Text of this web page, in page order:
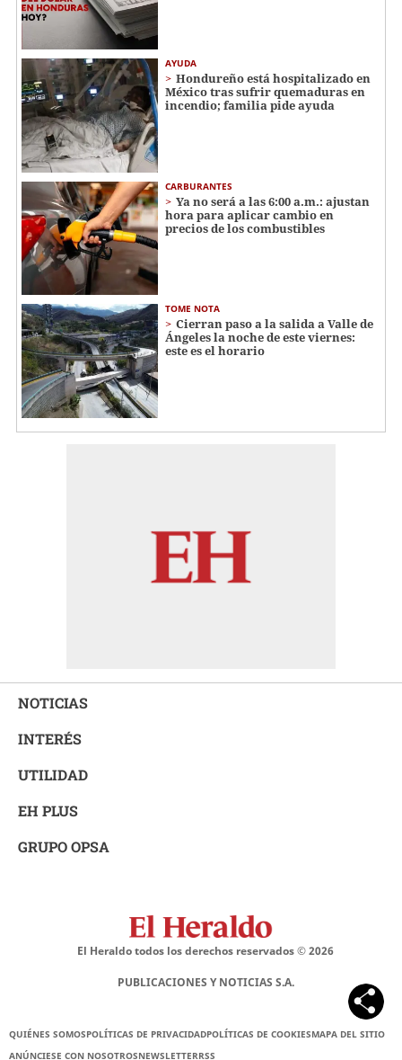
AYUDA
Hondureño está hospitalizado en
México tras sufrir quemaduras en
incendio; familia pide ayuda
CARBURANTES
Ya no será a las 6:00 a.m.: ajustan
hora para aplicar cambio en
precios de los combustibles
TOME NOTA
Cierran paso a la salida a Valle de
Ángeles la noche de este viernes:
este es el horario
NOTICIAS
INTERÉS
UTILIDAD
EH PLUS
GRUPO OPSA
El Heraldo todos los derechos reservados ©2026
PUBLICACIONES Y NOTICIAS S.A.
QUIÉNES SOMOSPOLÍTICAS DE PRIVACIDADPOLÍTICAS DE COOKIESMAPA DEL SITIO
ANÚNCIESE CON NOSOTROSNEWSLETTERRSS